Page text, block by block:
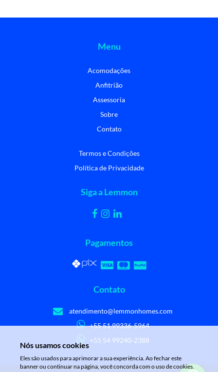
Menu
Acomodações
Anfitrião
Assessoria
Sobre
Contato
Termos e Condições
Política de Privacidade
Siga a Lemmon
Pagamentos
Contato
atendimento@lemmonhomes.com
+55 51 99336-5964
+55 54 99240-2388
Nós usamos cookies
Eles são usados para aprimorar a sua experiência. Ao fechar este
banner ou continuar na página, você concorda com o uso de cookies.